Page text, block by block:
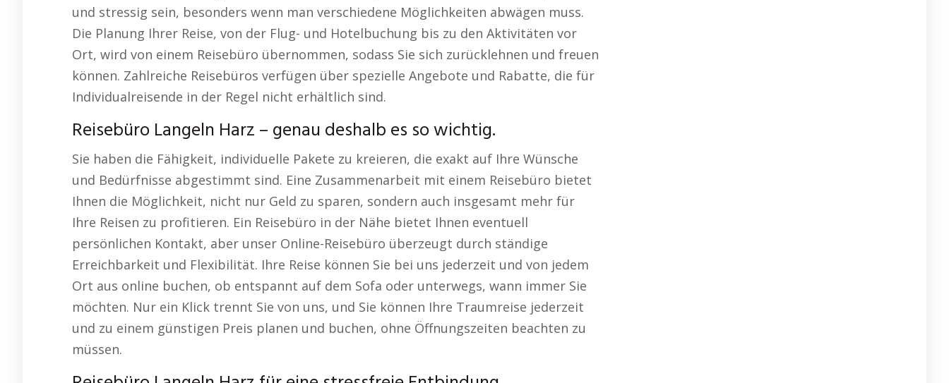
und stressig sein, besonders wenn man verschiedene Möglichkeiten abwägen muss.
Die Planung Ihrer Reise, von der Flug- und Hotelbuchung bis zu den Aktivitäten vor
Ort, wird von einem Reisebüro übernommen, sodass Sie sich zurücklehnen und freuen
können. Zahlreiche Reisebüros verfügen über spezielle Angebote und Rabatte, die für
Individualreisende in der Regel nicht erhältlich sind.
Reisebüro Langeln Harz – genau deshalb es so wichtig.
Sie haben die Fähigkeit, individuelle Pakete zu kreieren, die exakt auf Ihre Wünsche
und Bedürfnisse abgestimmt sind. Eine Zusammenarbeit mit einem Reisebüro bietet
Ihnen die Möglichkeit, nicht nur Geld zu sparen, sondern auch insgesamt mehr für
Ihre Reisen zu profitieren. Ein Reisebüro in der Nähe bietet Ihnen eventuell
persönlichen Kontakt, aber unser Online-Reisebüro überzeugt durch ständige
Erreichbarkeit und Flexibilität. Ihre Reise können Sie bei uns jederzeit und von jedem
Ort aus online buchen, ob entspannt auf dem Sofa oder unterwegs, wann immer Sie
möchten. Nur ein Klick trennt Sie von uns, und Sie können Ihre Traumreise jederzeit
und zu einem günstigen Preis planen und buchen, ohne Öffnungszeiten beachten zu
müssen.